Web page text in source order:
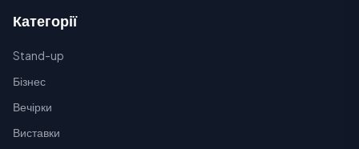
Категорії
Stand-up
Бізнес
Вечірки
Виставки